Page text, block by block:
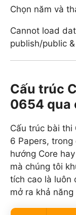
Chọn năm và
Cannot load
publish/public
Cấu trúc
0654 qua
Cấu trúc bài thi
6 Papers,
hướng Core
mà chúng tôi
tích cao là luôn
mở ra khả